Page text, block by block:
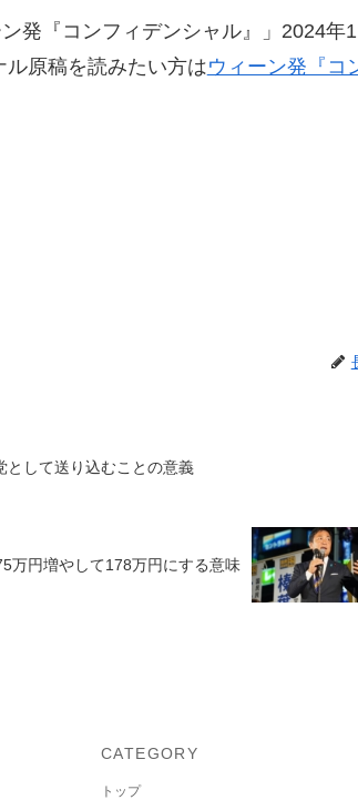
発『コンフィデンシャル』」2024年
原稿を読みたい方はウィーン発『コ
として送り込むことの意義
万円増やして178万円にする意味
CATEGORY
トップ